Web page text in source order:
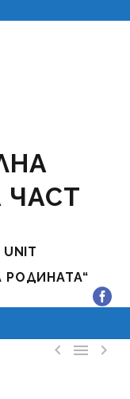
ЧАСТ
UNIT
РОДИНАТА“
  